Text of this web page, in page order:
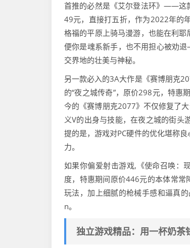
首推的必然是《艾尔登法环》——这
49元，直接打五折，作为2022年的
格福的平原上骑马漫游，也能在利耶
便你是魂系新手，也不用担心被劝
交界地的壮美与神秘。
另一款必入的3A大作是《赛博朋克
的“夜之城传奇”，原价298元，特惠
今的《赛博朋克2077》不仅修复了
义V的出身与技能，在夜之城的街头
提的是，游戏对PC硬件的优化堪称
力。
如果你偏爱射击游戏,《使命召唤：
度，特惠期间原价446元的本体常常
玩法，加上细腻的枪械手感和逼真
n。
独立游戏精品：用一杯奶茶